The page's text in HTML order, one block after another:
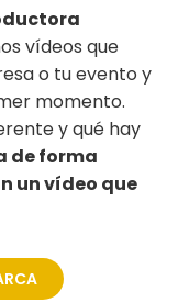
vídeos que
o tu evento y
momento.
y qué hay
de forma
un vídeo que